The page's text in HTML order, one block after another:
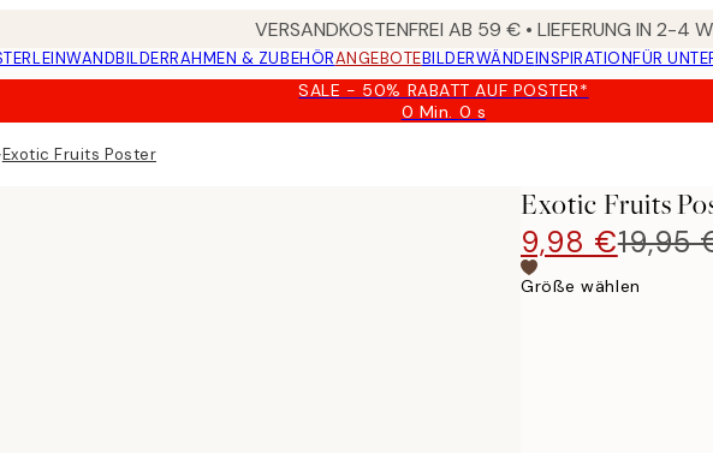
VERSANDKOSTENFREI AB 59 € • LIEFERUNG IN 2-4
LEINWANDBILDERRAHMEN & ZUBEHÖRANGEBOTEBILDERWÄNDEINSPIRATIONFÜR
SALE - 50% RABATT AUF POSTER*
0 Min. 0 s
Gültig
Exotic Fruits Poster
Exotic Fruits
9,98 €19,95
Größe wählen